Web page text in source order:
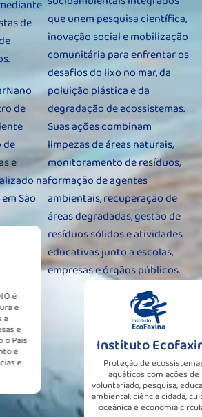
de
de
de
e
na
São
é
e
a
e
o País
e
e
que unem pesquisa científica,
inovação social e mobilização
comunitária para enfrentar os
desafios do lixo no mar, da
poluição plástica e da
degradação de ecossistemas.
Suas ações combinam
limpezas de áreas naturais,
monitoramento de resíduos,
formação de agentes
ambientais, recuperação de
áreas degradadas, gestão de
resíduos sólidos e atividades
educativas junto a escolas,
empresas e órgãos públicos.
Instituto Ecofaxina
Proteção de ecossistemas
aquáticos com ações de
voluntariado, pesquisa, educação
ambiental, ciência cidadã, cultura
oceânica e economia circular.